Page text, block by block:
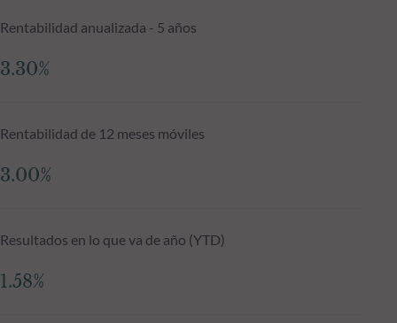
Rentabilidad anualizada - 5 años
3.30%
Rentabilidad de 12 meses móviles
3.00%
Resultados en lo que va de año (YTD)
1.58%